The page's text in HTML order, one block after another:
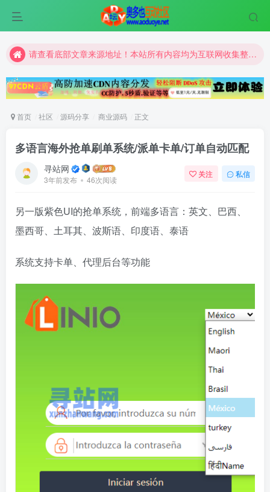
请查看底部文章来源地址！本站所有内容均为互联网收集整理和网友上传。仅限于学习研究，切勿用于商业用途。
请查看底部文章来源地址！本站所有内容均为互联网收集整理和网友上传。仅限于学习研究，切勿用于商业用途。
请查看底部文章来源地址！本站所有内容均为互联网收集整理和网友上传。仅限于学习研究，切勿用于商业用途。
首页 社区 源码分享 商业源码 正文
多语言海外抢单刷单系统/派单卡单/订单自动匹配
寻站网
3年前发布 46次阅读
关注 私信
另一版紫色UI的抢单系统，前端多语言：英文、巴西、
墨西哥、土耳其、波斯语、印度语、泰语
系统支持卡单、代理后台等功能